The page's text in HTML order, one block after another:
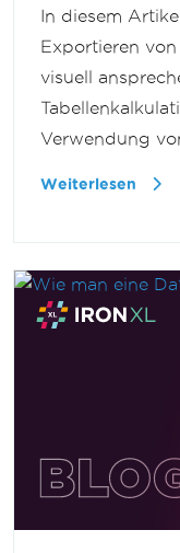
In diesem
Exportieren
visuell
Verwendung
Weiterlesen